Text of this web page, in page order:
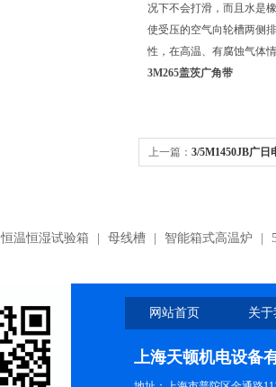
况下不会打滑，而且水是
使受压的空气向轮槽两侧
性，在高温、有腐蚀气体
3M265盖茨广角带
上一篇： 3/5M1450JB广日
恒温恒湿试验箱 母线槽 智能箱式高温炉
网站首页 关
上海天顿机电设备